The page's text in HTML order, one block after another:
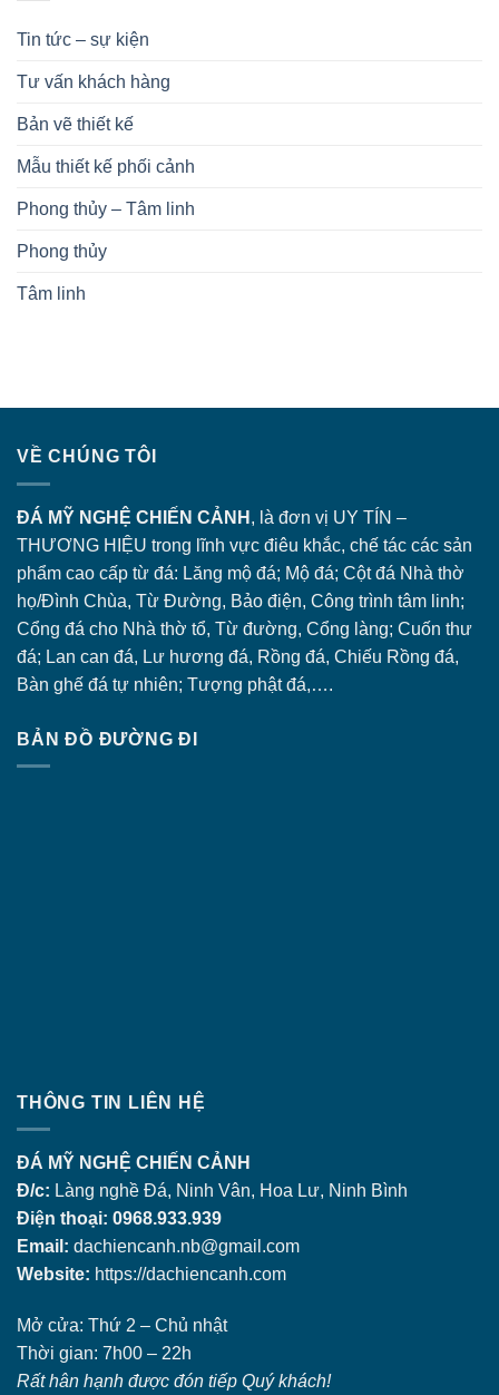
Tin tức – sự kiện
Tư vấn khách hàng
Bản vẽ thiết kế
Mẫu thiết kế phối cảnh
Phong thủy – Tâm linh
Phong thủy
Tâm linh
VỀ CHÚNG TÔI
ĐÁ MỸ NGHỆ CHIẾN CẢNH , là đơn vị UY TÍN –
THƯƠNG HIỆU trong lĩnh vực điêu khắc, chế tác các sản
phẩm cao cấp từ đá: Lăng mộ đá; Mộ đá; Cột đá Nhà thờ
họ/Đình Chùa, Từ Đường, Bảo điện, Công trình tâm linh;
Cổng đá cho Nhà thờ tổ, Từ đường, Cổng làng; Cuốn thư
đá; Lan can đá, Lư hương đá, Rồng đá, Chiếu Rồng đá,
Bàn ghế đá tự nhiên; Tượng phật đá,….
BẢN ĐỒ ĐƯỜNG ĐI
THÔNG TIN LIÊN HỆ
ĐÁ MỸ NGHỆ CHIẾN CẢNH
Đ/c: Làng nghề Đá, Ninh Vân, Hoa Lư, Ninh Bình
Điện thoại: 0968.933.939
Email: dachiencanh.nb@gmail.com
Website: https://dachiencanh.com
Mở cửa: Thứ 2 – Chủ nhật
Thời gian: 7h00 – 22h
Rất hân hạnh được đón tiếp Quý khách!